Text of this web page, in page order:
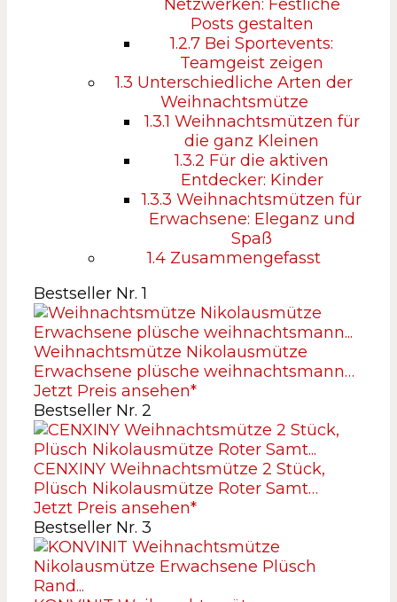
Netzwerken: Festliche
Posts gestalten
1.2.7 Bei Sportevents:
Teamgeist zeigen
1.3 Unterschiedliche Arten der
Weihnachtsmütze
1.3.1 Weihnachtsmützen für
die ganz Kleinen
1.3.2 Für die aktiven
Entdecker: Kinder
1.3.3 Weihnachtsmützen für
Erwachsene: Eleganz und
Spaß
1.4 Zusammengefasst
Bestseller Nr. 1
Weihnachtsmütze Nikolausmütze
Erwachsene plüsche weihnachtsmann…
Jetzt Preis ansehen*
Bestseller Nr. 2
CENXINY Weihnachtsmütze 2 Stück,
Plüsch Nikolausmütze Roter Samt…
Jetzt Preis ansehen*
Bestseller Nr. 3